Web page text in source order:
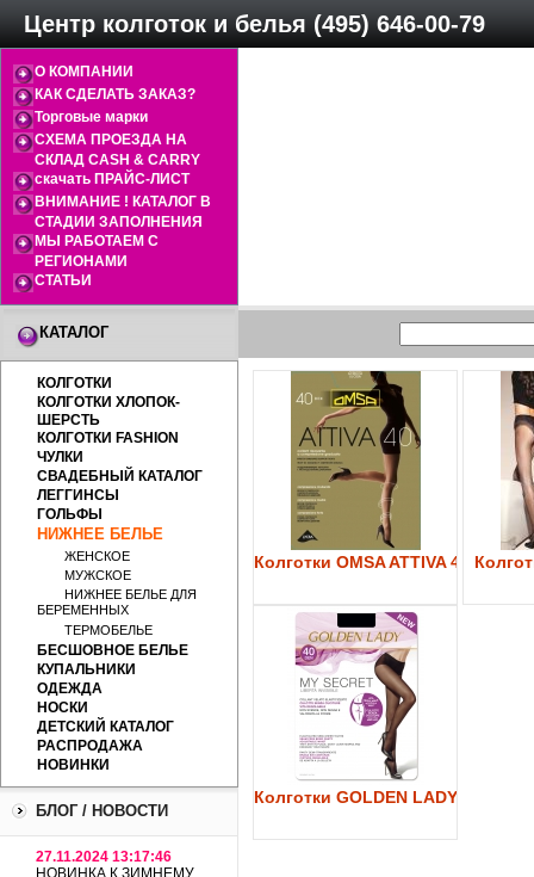
Центр колготок и белья (495) 646-00-79
О КОМПАНИИ
КАК СДЕЛАТЬ ЗАКАЗ?
Торговые марки
СХЕМА ПРОЕЗДА НА
СКЛАД CASH & CARRY
скачать ПРАЙС-ЛИСТ
ВНИМАНИЕ ! КАТАЛОГ В
СТАДИИ ЗАПОЛНЕНИЯ
МЫ РАБОТАЕМ С
РЕГИОНАМИ
СТАТЬИ
КАТАЛОГ
КОЛГОТКИ
КОЛГОТКИ ХЛОПОК-
ШЕРСТЬ
КОЛГОТКИ FASHION
ЧУЛКИ
СВАДЕБНЫЙ КАТАЛОГ
ЛЕГГИНСЫ
ГОЛЬФЫ
НИЖНЕЕ БЕЛЬЕ
ЖЕНСКОЕ
МУЖСКОЕ
НИЖНЕЕ БЕЛЬЕ ДЛЯ
БЕРЕМЕННЫХ
ТЕРМОБЕЛЬЕ
БЕСШОВНОЕ БЕЛЬЕ
КУПАЛЬНИКИ
ОДЕЖДА
НОСКИ
ДЕТСКИЙ КАТАЛОГ
РАСПРОДАЖА
НОВИНКИ
БЛОГ / НОВОСТИ
27.11.2024 13:17:46
НОВИНКА К ЗИМНЕМУ
Колготки OMSA ATTIVA 40
Колготки GOLDEN LADY My